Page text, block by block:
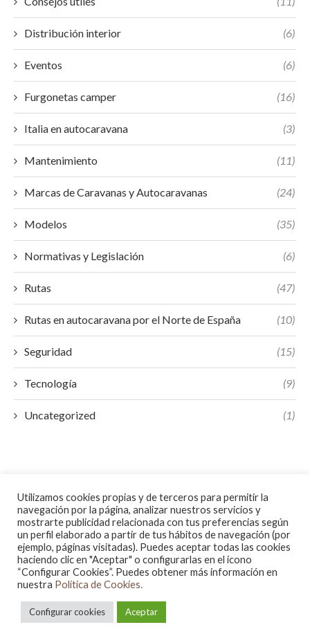
Distribución interior (6)
Eventos (6)
Furgonetas camper (16)
Italia en autocaravana (3)
Mantenimiento (11)
Marcas de Caravanas y Autocaravanas (24)
Modelos (35)
Normativas y Legislación (6)
Rutas (47)
Rutas en autocaravana por el Norte de España (10)
Seguridad (15)
Tecnología (9)
Uncategorized (1)
@2023 - All Right Reserved.
Utilizamos cookies propias y de terceros para permitir la
navegación por la página, analizar nuestros servicios y
mostrarte publicidad relacionada con tus preferencias según
un perfil elaborado a partir de tus hábitos de navegación (por
ejemplo, páginas visitadas). Puedes aceptar todas las cookies
haciendo clic en "Aceptar" o configurarlas en el icono
“Configurar Cookies”. Puedes obtener más información en
nuestra Política de Cookies.
Configurar cookies Aceptar